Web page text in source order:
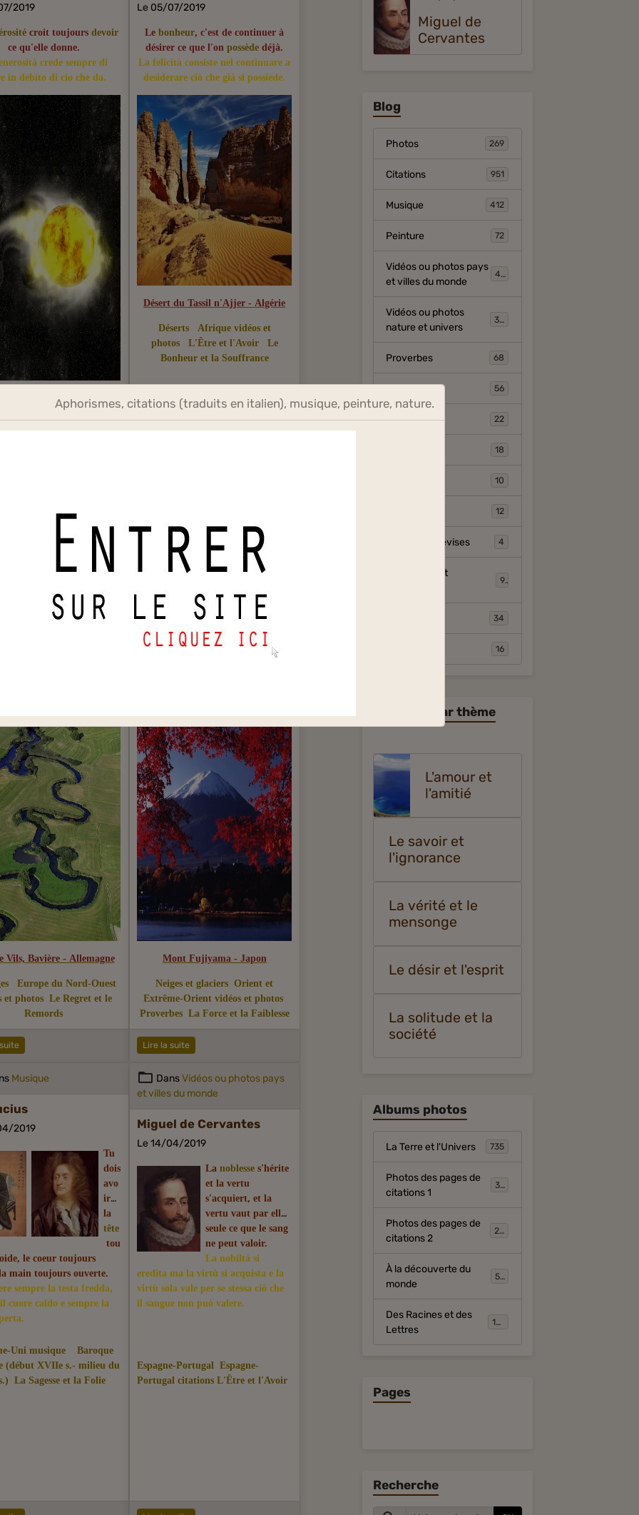
2019
croit toujours devoir
ce qu'elle donne.
crede sempre di
in debito di cio che da.
- Constellation du
Tourbillon
Le 05/07/2019
Lebonheur, c'est de continuer à
désirer ce que l'onpossède déjà.
La felicità consiste nel continuare a
desiderare ciò che già si possiede.
Désert du Tassil n'Ajjer - Algérie
Déserts
Afrique vidéos et
photos
L'Être et l'Avoir
Le
Bonheur et la Souffrance
peut tout fuir, sauf sa
conscience
sfuggire a tutto tranne
Vils, Bavière - Allemagne
Europe du Nord-Ouest
et photos Le Regret et le
Remords
Proverbe japonais
Le 05/07/2019
À la première coupe, l'homme boit
le vin ; à la deuxième coupe, le vin
boit le vin ; à la troisième coupe, le
vin boit l'homme.
Al primo bicchiere è l'uomo che
Mont Fujiyama - Japon
Neiges et glaciers Orient et
Extrême-Orient vidéos et photos
Proverbes La Force et la Faiblesse
Lire la suite
Musique
2019
Tu
dois
avo
ir
la
tête
tou
le coeur toujours
main toujours ouverte.
sempre la testa fredda,
cuore caldo e sempre la
Uni musique
Baroque
(début XVIIe s.- milieu du
La Sagesse et la Folie
Dans Vidéos ou photos pays
et villes du monde
Miguel de Cervantes
Le 14/04/2019
Lanoblesse s'hérite
et la vertu
s'acquiert, et la
vertu vaut par elle
seule ce que le sang
ne peut valoir.
La nobiltà si
eredita ma la virtù si acquista e la
virtù sola vale per se stessa ciò che
il sangue non può valere.
Espagne-Portugal Espagne-
Portugal citations L'Être et l'Avoir
Miguel de
Cervantes
Blog
Photos 269
Citations 951
Musique 412
Peinture 72
Vidéos ou photos pays
et villes du monde
454
Vidéos ou photos
nature et univers
325
Proverbes 68
Divers 56
Contes 22
18
10
12
Blasons et devises 4
Étymologie et
9
34
16
Citations par thème
L'amour et
l'amitié
Le savoir et
l'ignorance
La vérité et le
mensonge
Le désir et l'esprit
La solitude et la
société
Albums photos
La Terre et l'Univers 735
Photos des pages de
citations 1
317
Photos des pages de
citations 2
281
À la découverte du
monde
54
Des Racines et des
Lettres
134
Pages
Recherche
Aphorismes, citations (traduits en italien), musique, peinture, nature.